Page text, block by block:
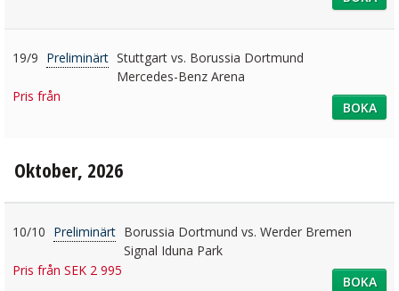
19/9 Preliminärt Stuttgart vs. Borussia Dortmund
Mercedes-Benz Arena
Pris från
BOKA
Oktober, 2026
10/10 Preliminärt Borussia Dortmund vs. Werder Bremen
Signal Iduna Park
Pris från SEK 2 995
BOKA